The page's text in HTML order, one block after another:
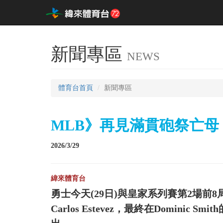
新聞專區 NEWS
體育台首頁 新聞專區
MLB》再見滿貫砲祭亡
2026/3/29
緯來體育台
勇士今天(29日)與皇家系列賽第2場前
Carlos Estevez，最終在Dominic